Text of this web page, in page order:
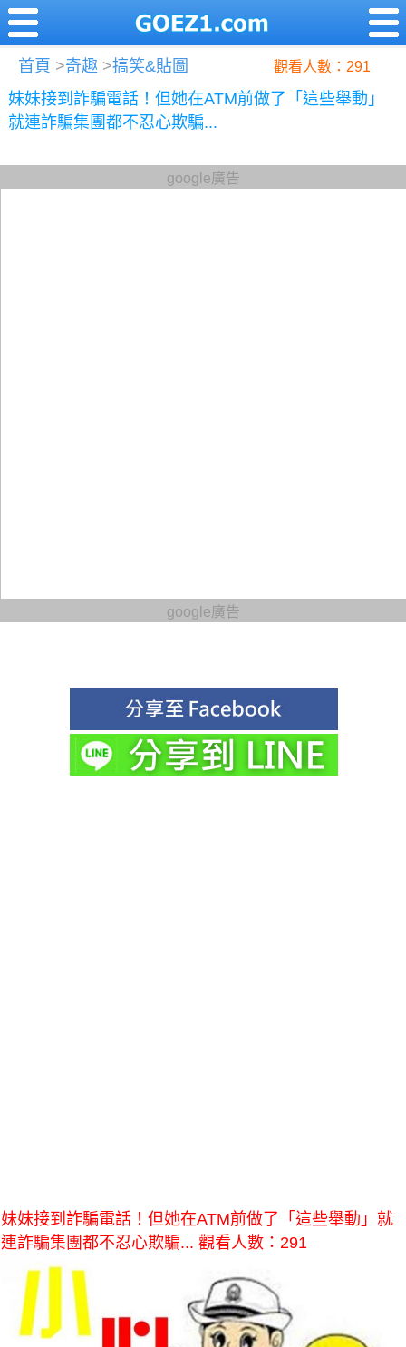
首頁 >奇趣 >搞笑&貼圖 觀看人數：291
妹妹接到詐騙電話！但她在ATM前做了「這些舉動」
就連詐騙集團都不忍心欺騙...
google廣告
google廣告
妹妹接到詐騙電話！但她在ATM前做了「這些舉動」就
連詐騙集團都不忍心欺騙... 觀看人數：291